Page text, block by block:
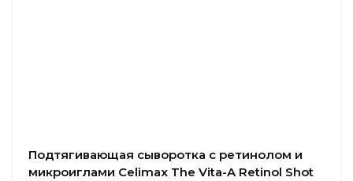
Подтягивающая сыворотка с ретинолом и
микроиглами Celimax The Vita-A Retinol Shot